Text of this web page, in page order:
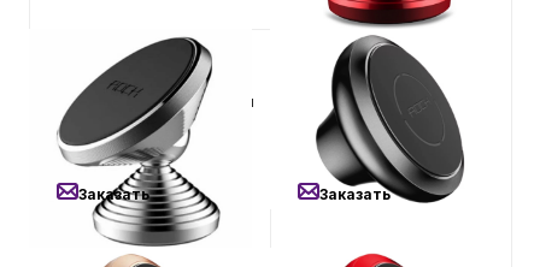
Магнитный автомобильный
держатель Rock Magnetic
Dashboard Car Mount
(Dumbbell) Silver
Заказать
Магнитный автомобильный
держатель Rock Magnetic
Dashboard Car Mount (D)
Заказать